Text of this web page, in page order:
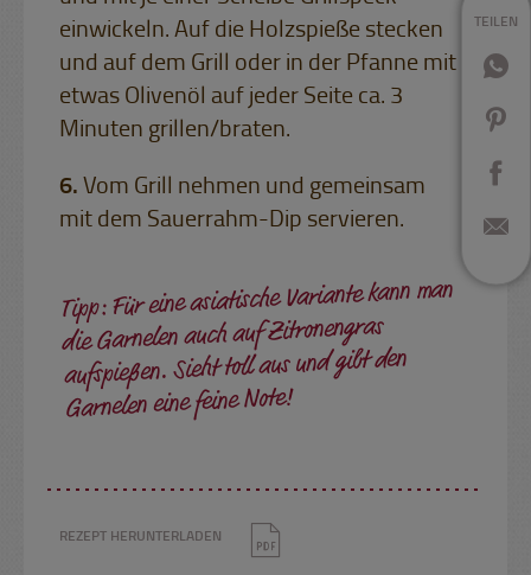
TEILEN
einwickeln. Auf die Holzspieße stecken
und auf dem Grill oder in der Pfanne mit
etwas Olivenöl auf jeder Seite ca. 3
Minuten grillen/braten.
Vom Grill nehmen und gemeinsam
mit dem Sauerrahm-Dip servieren.
Tipp: Für eine asiatische Variante kann man
die Garnelen auch auf Zitronengras
aufspießen. Sieht toll aus und gibt den
Garnelen eine feine Note!
REZEPT HERUNTERLADEN